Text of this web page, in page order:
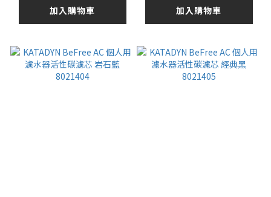
加入購物車
加入購物車